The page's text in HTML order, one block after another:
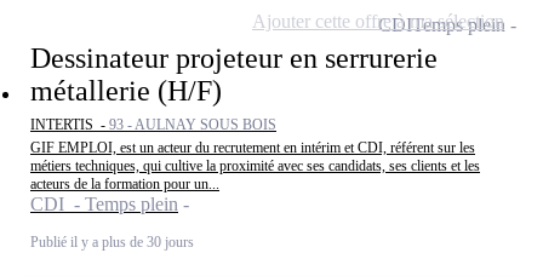
Dessinateur projeteur en serrurerie
métallerie (H/F)
INTERTIS - 93 - AULNAY SOUS BOIS
GIF EMPLOI, est un acteur du recrutement en intérim et CDI, référent sur les
métiers techniques, qui cultive la proximité avec ses candidats, ses clients et les
acteurs de la formation pour un...
CDI - Temps plein
Publié il y a plus de 30 jours
CDITemps plein
Ajouter cette offre à ma sélection